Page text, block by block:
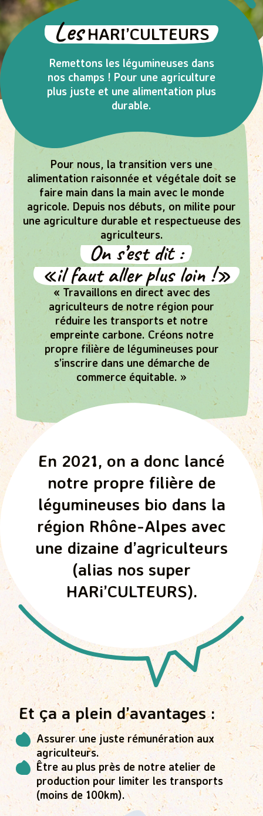
LesHARI’CULTEURS
Remettons les légumineuses dans
nos champs ! Pour une agriculture
plus juste et une alimentation plus
durable.
Pour nous, la transition vers une
alimentation raisonnée et végétale doit se
faire main dans la main avec le monde
agricole. Depuis nos débuts, on milite pour
une agriculture durable et respectueuse des
agriculteurs.
On s’est dit :
«il faut aller plus loin !»
« Travaillons en direct avec des
agriculteurs de notre région pour
réduire les transports et notre
empreinte carbone. Créons notre
propre filière de légumineuses pour
s’inscrire dans une démarche de
commerce équitable. »
En 2021, on a donc lancé
notre propre filière de
légumineuses bio dans la
région Rhône-Alpes avec
une dizaine d’agriculteurs
(alias nos super
HARi’CULTEURS).
Et ça a plein d’avantages :
Assurer une juste rémunération aux
agriculteurs.
Être au plus près de notre atelier de
production pour limiter les transports
(moins de 100km).